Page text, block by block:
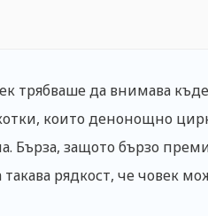
трябваше да внимава
които денонощно
Бърза, защото бързо
рядкост, че човек